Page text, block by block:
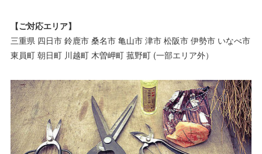
【ご対応エリア】
三重県 四日市 鈴鹿市 桑名市 亀山市 津市 松阪市 伊勢市 いなべ市
東員町 朝日町 川越町 木曽岬町 菰野町 (一部エリア外）